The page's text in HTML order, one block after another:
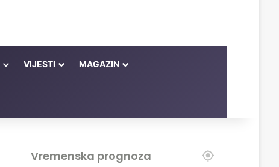
VIJESTI MAGAZIN
Vremenska prognoza